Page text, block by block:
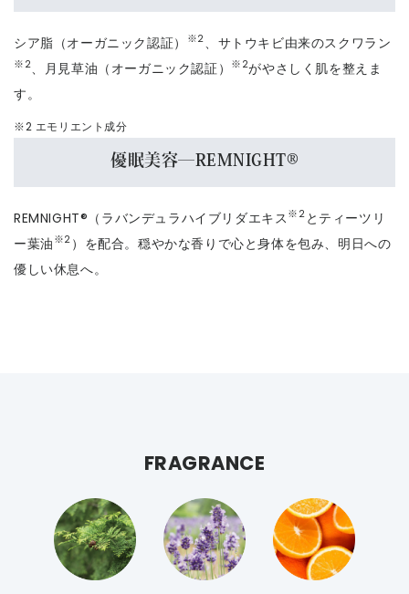
シア脂（オーガニック認証） ※2、サトウキビ由来のスクワラン
※2、月見草油（オーガニック認証） ※2がやさしく肌を整えま
す。
※2 エモリエント成分
優眠美容―REMNIGHT®
REMNIGHT®️（ラバンデュラハイブリダエキス ※2 とティーツリ
ー葉油 ※2 ）を配合。穏やかな香りで心と身体を包み、明日への
優しい休息へ。
FRAGRANCE